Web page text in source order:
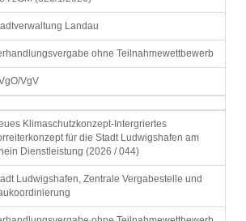
Landau
ohne Teilnahmewettbewerb
VgV
Klimaschutzkonzept-Intergriertes
für die Stadt Ludwigshafen am
Dienstleistung (2026 / 044)
Ludwigshafen, Zentrale Vergabestelle und